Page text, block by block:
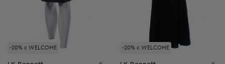
-20% с WELCOME -20% с WELCOME